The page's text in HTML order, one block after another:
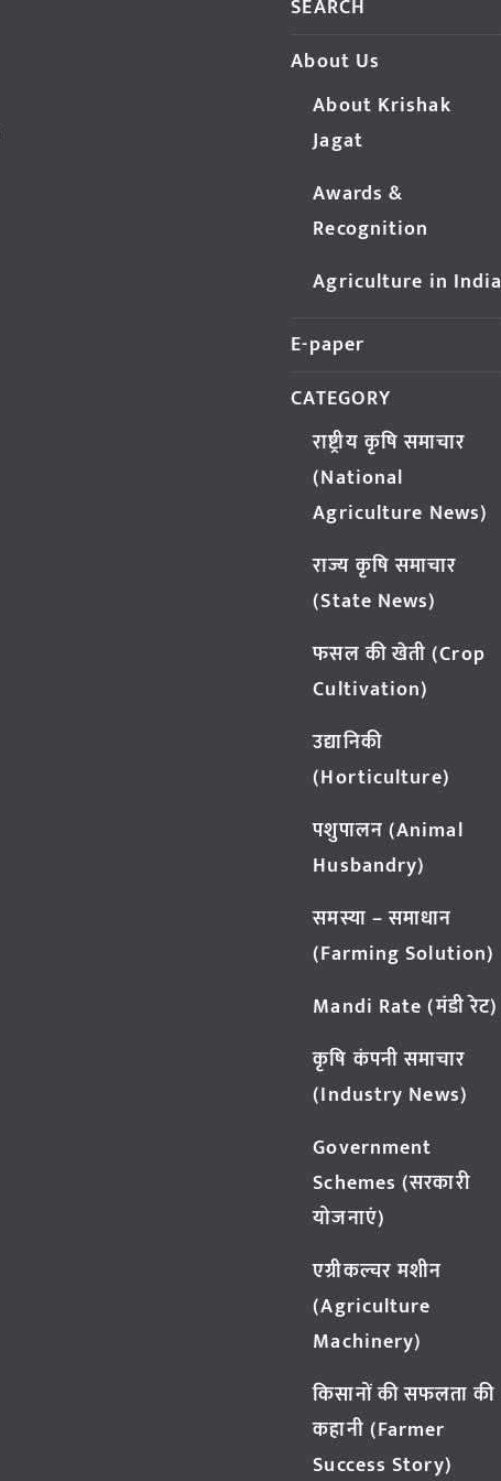
SEARCH
About Us
About Krishak
Jagat
Awards &
Recognition
Agriculture in India
E-paper
CATEGORY
राष्ट्रीय कृषि समाचार
(National
Agriculture News)
राज्य कृषि समाचार
(State News)
फसल की खेती (Crop
Cultivation)
उद्यानिकी
(Horticulture)
पशुपालन (Animal
Husbandry)
समस्या – समाधान
(Farming Solution)
Mandi Rate (मंडी रेट)
कृषि कंपनी समाचार
(Industry News)
Government
Schemes (सरकारी
योजनाएं)
एग्रीकल्चर मशीन
(Agriculture
Machinery)
किसानों की सफलता की
कहानी (Farmer
Success Story)